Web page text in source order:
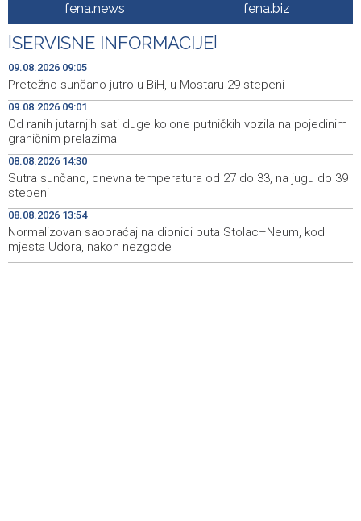
More than 500 participants take part in Drina Regatta
from Modran to Goražde
16:24
'Suočavanje s prošlošću' SFF-a: Filmovi koji istražuju
nasljeđe sukoba i mogućnosti otpora
16:06
Sarajevo Film Festival brings special Youth Program to
Tuzla
15:58
Posuški turnir 'Kamen, krš i maslina' potvrdio svoj ugled,
Kukoč ponovno na Topali
15:40 Priopćenje za javnost HDZ 1990
14:53
Pentagon pozvao američke odbrambene firme da
ubrzaju proizvodnju oružja usred iscrpljenih zaliha
fena.news fena.biz
SERVISNE INFORMACIJE
09.08.2026 09:05
Pretežno sunčano jutro u BiH, u Mostaru 29 stepeni
09.08.2026 09:01
Od ranih jutarnjih sati duge kolone putničkih vozila na pojedinim
graničnim prelazima
08.08.2026 14:30
Sutra sunčano, dnevna temperatura od 27 do 33, na jugu do 39
stepeni
08.08.2026 13:54
Normalizovan saobraćaj na dionici puta Stolac–Neum, kod
mjesta Udora, nakon nezgode